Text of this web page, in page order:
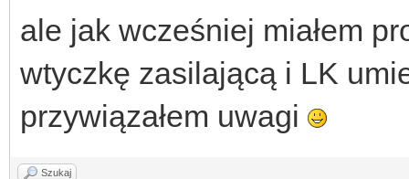
ale jak wcześniej miałem
wtyczkę zasilającą i LK
przywiązałem uwagi
Szukaj